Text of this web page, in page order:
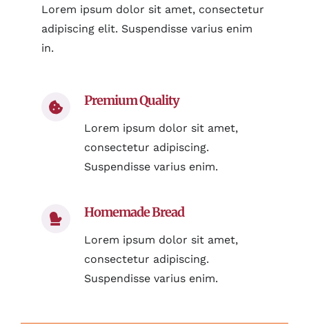
Lorem ipsum dolor sit amet, consectetur
adipiscing elit. Suspendisse varius enim
in.
Premium Quality
Lorem ipsum dolor sit amet,
consectetur adipiscing.
Suspendisse varius enim.
Homemade Bread
Lorem ipsum dolor sit amet,
consectetur adipiscing.
Suspendisse varius enim.